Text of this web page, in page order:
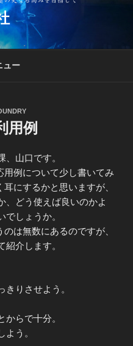
ュー
用例
山口です。
例について少し書いてみ
にするかと思いますが、
、どう使えば良いのかよ
でしょうか。
は無数にあるのですが、
介します。
りさせよう。
らで十分。
う。